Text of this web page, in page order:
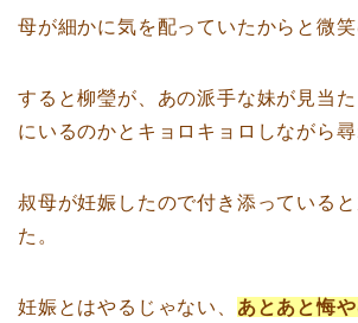
母が細かに気を配っていたからと微笑
すると柳瑩が、あの派手な妹が見当
にいるのかとキョロキョロしながら尋
叔母が妊娠したので付き添っている
た。
妊娠とはやるじゃない、 あとあと悔